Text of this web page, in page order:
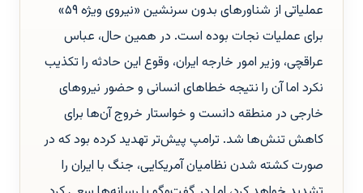
عملیاتی از شناورهای بدون سرنشین «نیروی ویژه ۵۹»
برای عملیات نجات بوده است. در همین حال، عباس
عراقچی، وزیر امور خارجه ایران، وقوع این حادثه را تکذیب
نکرد اما آن را نتیجه خطاهای انسانی و حضور نیروهای
خارجی در منطقه دانست و خواستار خروج آن‌ها برای
کاهش تنش‌ها شد. ترامپ پیش‌تر تهدید کرده بود که در
صورت کشته شدن نظامیان آمریکایی، جنگ با ایران را